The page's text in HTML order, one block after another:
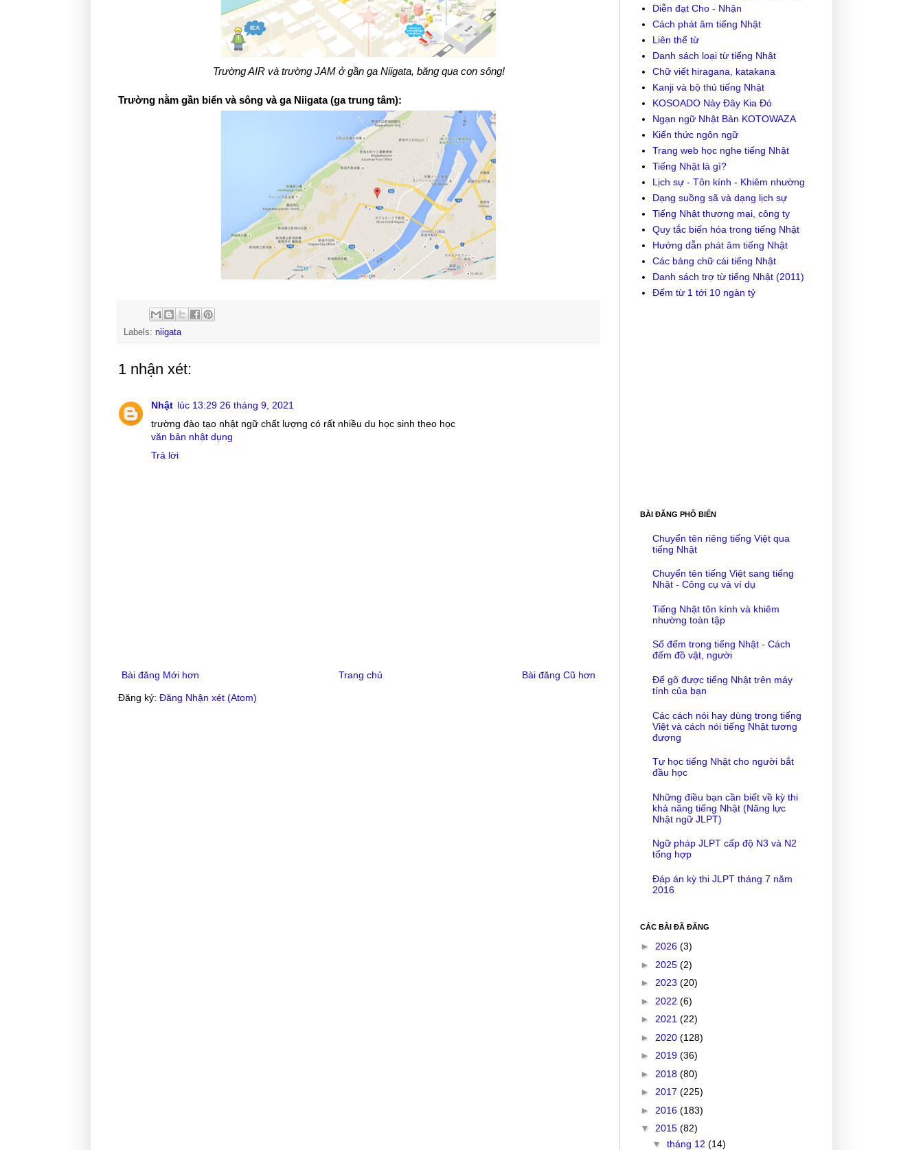
Trường AIR và trường JAM ở gần ga Niigata, băng qua con sông!
Trường nằm gần biển và sông và ga Niigata (ga trung tâm):
Labels: niigata
1 nhận xét:
Nhật lúc 13:29 26 tháng 9, 2021
trường đào tạo nhật ngữ chất lượng có rất nhiều du học sinh theo học
văn bản nhật dụng
Trả lời
Bài đăng Mới hơn Bài đăng Cũ hơn
Trang chủ
Đăng ký: Đăng Nhận xét (Atom)
Diễn đạt Cho - Nhận
Cách phát âm tiếng Nhật
Liên thể từ
Danh sách loại từ tiếng Nhật
Chữ viết hiragana, katakana
Kanji và bộ thủ tiếng Nhật
KOSOADO Này Đây Kia Đó
Ngạn ngữ Nhật Bản KOTOWAZA
Kiến thức ngôn ngữ
Trang web học nghe tiếng Nhật
Tiếng Nhật là gì?
Lịch sự - Tôn kính - Khiêm nhường
Dạng suồng sã và dạng lịch sự
Tiếng Nhật thương mại, công ty
Quy tắc biến hóa trong tiếng Nhật
Hướng dẫn phát âm tiếng Nhật
Các bảng chữ cái tiếng Nhật
Danh sách trợ từ tiếng Nhật (2011)
Đếm từ 1 tới 10 ngàn tỷ
BÀI ĐĂNG PHỔ BIẾN
Chuyển tên riêng tiếng Việt qua
tiếng Nhật
Chuyển tên tiếng Việt sang tiếng
Nhật - Công cụ và ví dụ
Tiếng Nhật tôn kính và khiêm
nhường toàn tập
Số đếm trong tiếng Nhật - Cách
đếm đồ vật, người
Để gõ được tiếng Nhật trên máy
tính của bạn
Các cách nói hay dùng trong tiếng
Việt và cách nói tiếng Nhật tương
đương
Tự học tiếng Nhật cho người bắt
đầu học
Những điều bạn cần biết về kỳ thi
khả năng tiếng Nhật (Năng lực
Nhật ngữ JLPT)
Ngữ pháp JLPT cấp độ N3 và N2
tổng hợp
Đáp án kỳ thi JLPT tháng 7 năm
2016
CÁC BÀI ĐÃ ĐĂNG
► 2026 (3)
► 2025 (2)
► 2023 (20)
► 2022 (6)
► 2021 (22)
► 2020 (128)
► 2019 (36)
► 2018 (80)
► 2017 (225)
► 2016 (183)
▼ 2015 (82)
▼ tháng 12 (14)